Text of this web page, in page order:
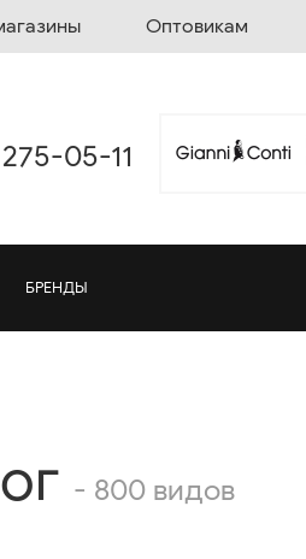
Оптовикам
05-11
БРЕНДЫ
- 800 видов